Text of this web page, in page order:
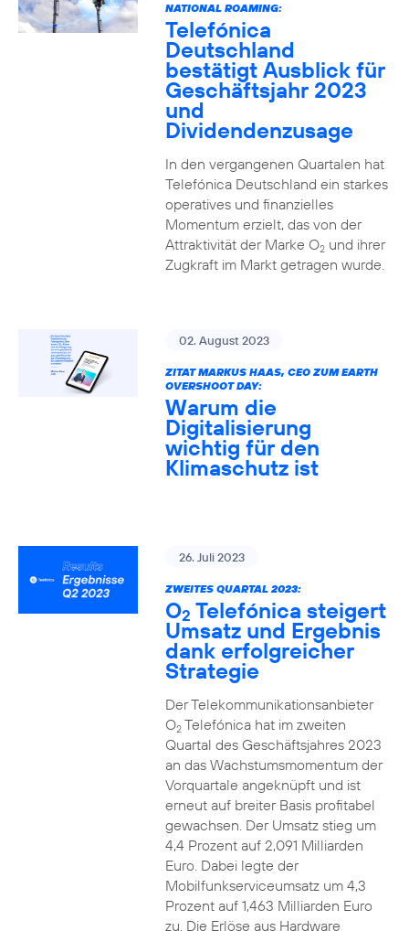
NATIONAL ROAMING:
Telefónica
Deutschland
bestätigt Ausblick für
Geschäftsjahr 2023
und
Dividendenzusage
In den vergangenen Quartalen hat
Telefónica Deutschland ein starkes
operatives und finanzielles
Momentum erzielt, das von der
Attraktivität der Marke O2und ihrer
Zugkraft im Markt getragen wurde.
02. August 2023
ZITAT MARKUS HAAS, CEO ZUM EARTH
OVERSHOOT DAY:
Warum die
Digitalisierung
wichtig für den
Klimaschutz ist
26. Juli 2023
ZWEITES QUARTAL 2023:
O2 Telefónica steigert
Umsatz und Ergebnis
dank erfolgreicher
Strategie
Der Telekommunikationsanbieter
O2Telefónica hat im zweiten
Quartal des Geschäftsjahres 2023
an das Wachstumsmomentum der
Vorquartale angeknüpft und ist
erneut auf breiter Basis profitabel
gewachsen. Der Umsatz stieg um
4,4 Prozent auf 2,091 Milliarden
Euro. Dabei legte der
Mobilfunkserviceumsatz um 4,3
Prozent auf 1,463 Milliarden Euro
zu. Die Erlöse aus Hardware